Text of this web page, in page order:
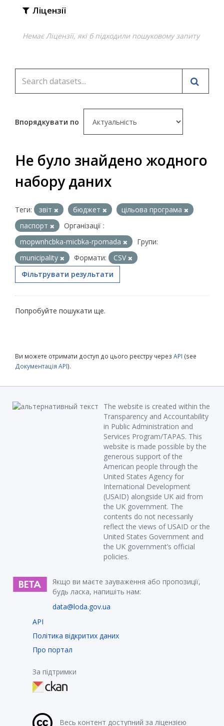
Ліцензії
Немає Ліцензії, які б підходили пошуковому запиту
Впорядкувати по
Не було знайдено жодного
набору даних
Теги: звіт бюджет
цільова програма
паспорт
Організації :
mopwnhcbka-micbka-rpomada
Групи:
municipality
Формати:
CSV
Фільтрувати результати
Попробуйте пошукати ще.
Ви можете отримати доступ до цього реєстру через API (see
Документація API).
The website is created within the
Transparency and Accountability
in Public Administration and
Services Program/TAPAS. This
website is made possible by the
generous support of the
American people through the
United States Agency for
International Development
(USAID) alongside UK aid from
the UK government. The
contents do not necessarily
reflect the views of USAID or the
United States Government and
the UK government’s official
policies.
Якщо ви маєте зауваження або пропозиції,
будь ласка, напишіть нам:
data@loda.gov.ua
API
Політика відкритих даних
Про портал
За підтримки
Весь контент доступний за ліцензією